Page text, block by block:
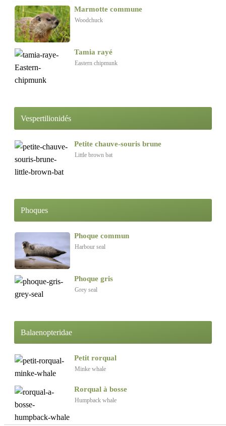
Marmotte commune
Woodchuck
Tamia rayé
Eastern chipmunk
Vespertilionidés
Petite chauve-souris brune
Little brown bat
Phoques
Phoque commun
Harbour seal
Phoque gris
Grey seal
Balaenopteridae
Petit rorqual
Minke whale
Rorqual à bosse
Humpback whale